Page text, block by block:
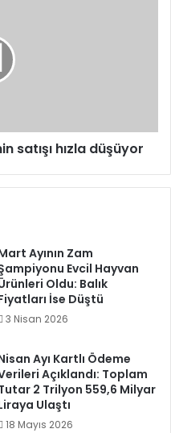
satışı hızla düşüyor
Ayının Zam
Evcil Hayvan
Oldu: Balık
İse Düştü
3 Nisan 2026
Ayı Kartlı Ödeme
Açıklandı: Toplam
2 Trilyon 559,6 Milyar
Ulaştı
18 Mayıs 2026